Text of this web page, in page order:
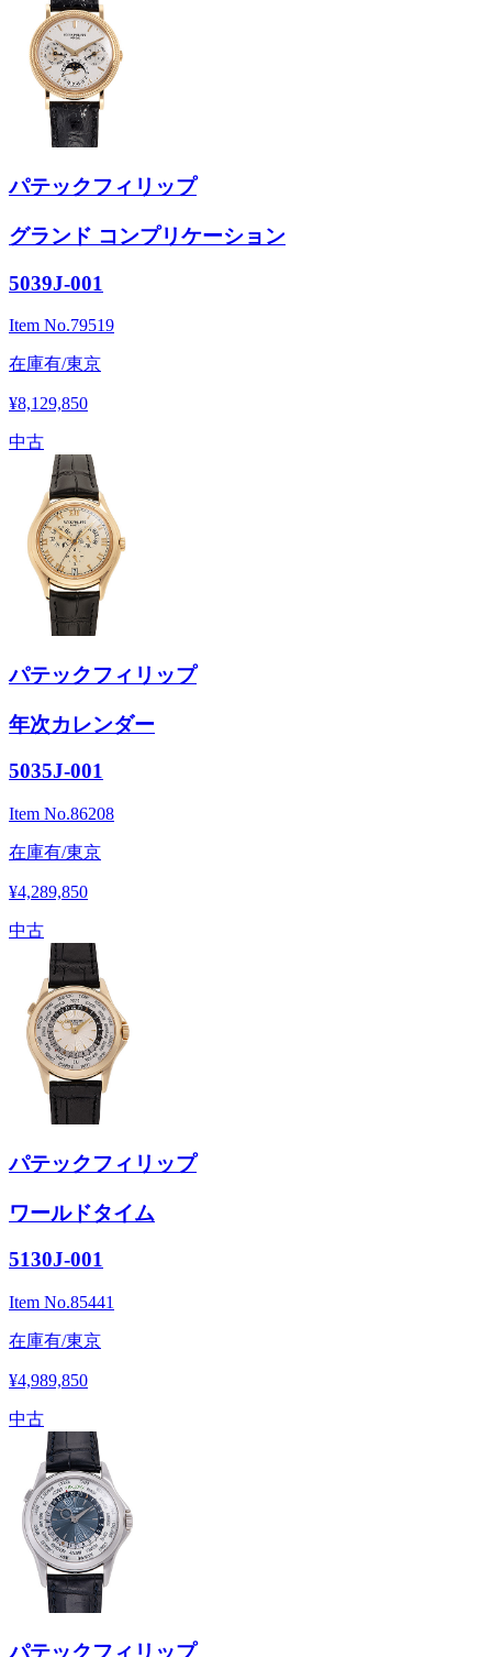
パテックフィリップ
グランド コンプリケーション
5039J-001
Item No.79519
在庫有/東京
¥8,129,850
中古
パテックフィリップ
年次カレンダー
5035J-001
Item No.86208
在庫有/東京
¥4,289,850
中古
パテックフィリップ
ワールドタイム
5130J-001
Item No.85441
在庫有/東京
¥4,989,850
中古
パテックフィリップ